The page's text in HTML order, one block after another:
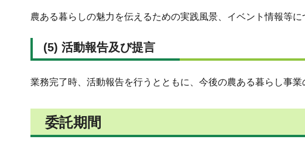
農ある暮らしの魅力を伝えるための実践風景、イベント情報等
(5) 活動報告及び提言
業務完了時、活動報告を行うとともに、今後の農ある暮らし事業
委託期間